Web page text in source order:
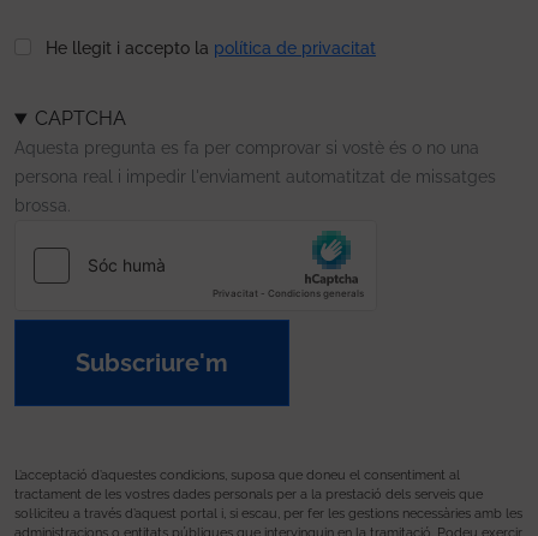
He llegit i accepto la política de privacitat
CAPTCHA
Aquesta pregunta es fa per comprovar si vostè és o no una
persona real i impedir l'enviament automatitzat de missatges
brossa.
Subscriure'm
L’acceptació d’aquestes condicions, suposa que doneu el consentiment al
tractament de les vostres dades personals per a la prestació dels serveis que
sol·liciteu a través d’aquest portal i, si escau, per fer les gestions necessàries amb les